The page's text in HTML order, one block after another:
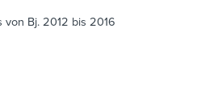
von Bj. 2012 bis 2016